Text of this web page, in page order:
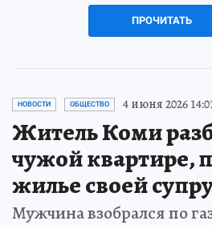
ПРОЧИТАТЬ
НОВОСТИ ОБЩЕСТВО 4 июня 2026
Житель Коми
чужой квартире,
жилье своей
Мужчина взобрался по